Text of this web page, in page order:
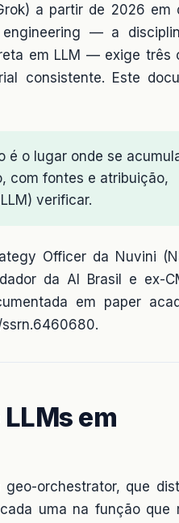
a partir de 2026 em
engineering — a
em LLM — exige três
consistente. Este
é o lugar onde se
com fontes e atribuição,
verificar.
Officer da Nuvini
da AI Brasil e ex-
em paper
ssrn.6460680.
em
orchestrator, que
uma na função que